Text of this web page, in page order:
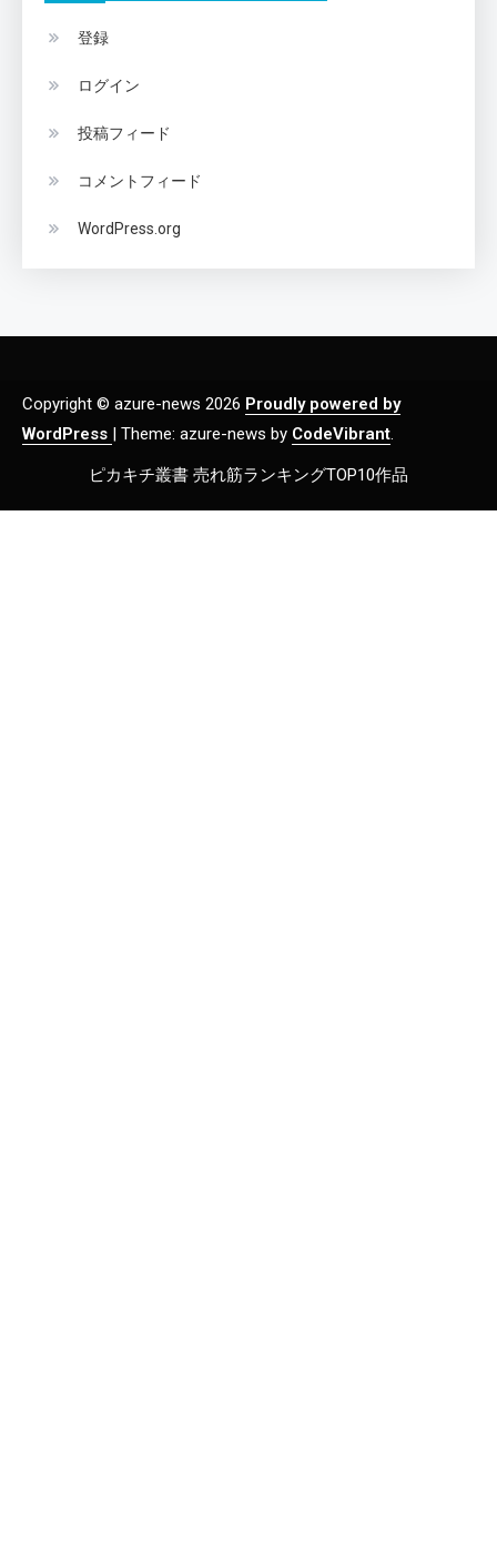
登録
ログイン
投稿フィード
コメントフィード
WordPress.org
Copyright © azure-news 2026 Proudly powered by
WordPress | Theme: azure-news by CodeVibrant.
ピカキチ叢書 売れ筋ランキングTOP10作品